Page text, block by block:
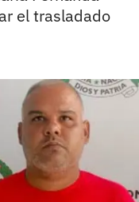
el trasladado